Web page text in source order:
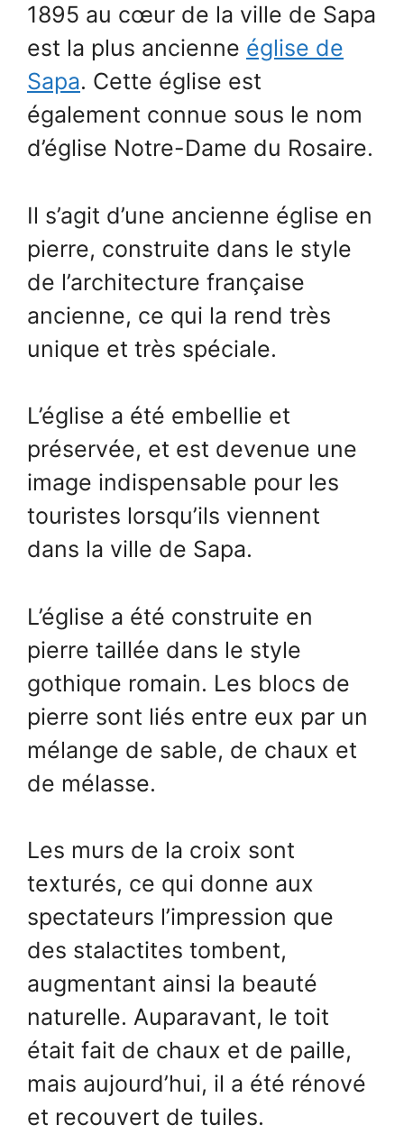
1895 au cœur de la ville de Sapa
est la plus ancienne église de
Sapa. Cette église est
également connue sous le nom
d’église Notre-Dame du Rosaire.
Il s’agit d’une ancienne église en
pierre, construite dans le style
de l’architecture française
ancienne, ce qui la rend très
unique et très spéciale.
L’église a été embellie et
préservée, et est devenue une
image indispensable pour les
touristes lorsqu’ils viennent
dans la ville de Sapa.
L’église a été construite en
pierre taillée dans le style
gothique romain. Les blocs de
pierre sont liés entre eux par un
mélange de sable, de chaux et
de mélasse.
Les murs de la croix sont
texturés, ce qui donne aux
spectateurs l’impression que
des stalactites tombent,
augmentant ainsi la beauté
naturelle. Auparavant, le toit
était fait de chaux et de paille,
mais aujourd’hui, il a été rénové
et recouvert de tuiles.